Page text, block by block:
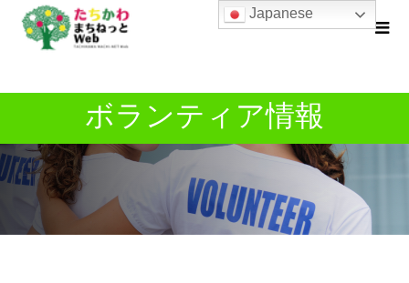
ボランティア情報
Japanese